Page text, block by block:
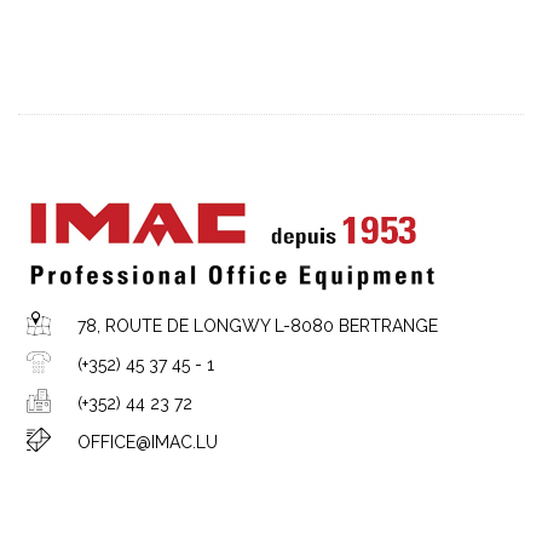
78, ROUTE DE LONGWY L-8080 BERTRANGE
(+352) 45 37 45 - 1
(+352) 44 23 72
OFFICE@IMAC.LU